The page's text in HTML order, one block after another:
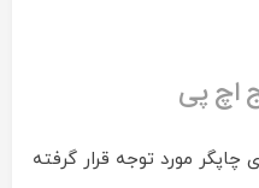
اچ پی
مورد توجه قرار گرفته